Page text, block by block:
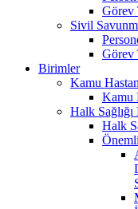
Görev
Sivil
Görev
Birimler
Kamu
Kamu
Halk
Halk